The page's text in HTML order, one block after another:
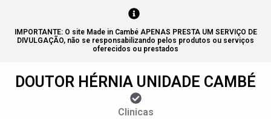
IMPORTANTE: O site Made in Cambé APENAS PRESTA UM SERVIÇO DE
DIVULGAÇÃO, não se responsabilizando pelos produtos ou serviços
oferecidos ou prestados
DOUTOR HÉRNIA UNIDADE CAMBÉ
Clinicas